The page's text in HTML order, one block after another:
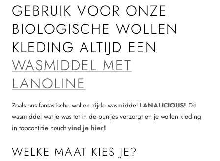
GEBRUIK VOOR ONZE
BIOLOGISCHE WOLLEN
KLEDING ALTIJD EEN
WASMIDDEL MET
LANOLINE
Zoals ons fantastische wol en zijde wasmiddel LANALICIOUS! Dit
wasmiddel wat je was tot in de puntjes verzorgt en je wollen kleding
in topcontitie houdtvind je hier!
WELKE MAAT KIES JE?